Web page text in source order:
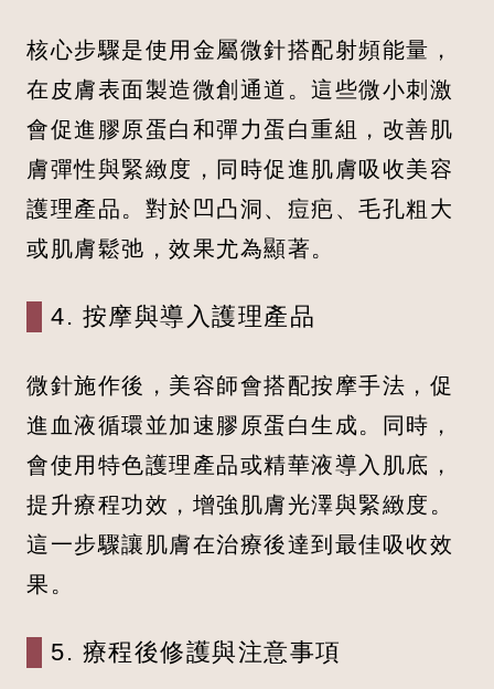
核心步驟是使用金屬微針搭配射頻能量，
在皮膚表面製造微創通道。這些微小刺激
會促進膠原蛋白和彈力蛋白重組，改善肌
膚彈性與緊緻度，同時促進肌膚吸收美容
護理產品。對於凹凸洞、痘疤、毛孔粗大
或肌膚鬆弛，效果尤為顯著。
4. 按摩與導入護理產品
微針施作後，美容師會搭配按摩手法，促
進血液循環並加速膠原蛋白生成。同時，
會使用特色護理產品或精華液導入肌底，
提升療程功效，增強肌膚光澤與緊緻度。
這一步驟讓肌膚在治療後達到最佳吸收效
果。
5. 療程後修護與注意事項